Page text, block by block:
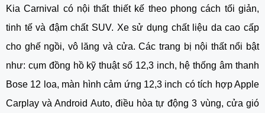
Kia Carnival có nội thất thiết kế theo phong cách tối giản,
tinh tế và đậm chất SUV. Xe sử dụng chất liệu da cao cấp
cho ghế ngồi, vô lăng và cửa. Các trang bị nội thất nổi bật
như: cụm đồng hồ kỹ thuật số 12,3 inch, hệ thống âm thanh
Bose 12 loa, màn hình cảm ứng 12,3 inch có tích hợp Apple
Carplay và Android Auto, điều hòa tự động 3 vùng, cửa gió